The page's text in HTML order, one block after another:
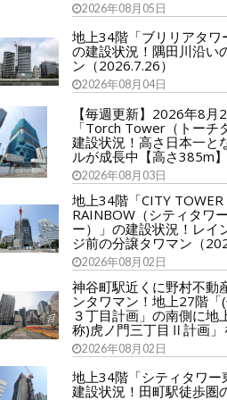
2026年08月05日
地上34階「ブリリアタワ
の建設状況！隅田川沿い
ン（2026.7.26）
2026年08月04日
【毎週更新】2026年8月
「Torch Tower（トーチ
建設状況！高さ日本一と
ルが成長中【高さ385m】
2026年08月03日
地上34階「CITY TOWER
RAINBOW（シティタワ
ー）」の建設状況！レイ
ジ前の分譲タワマン（
2026年08月02日
神谷町駅近くに野村不動
ンタワマン！地上27階「
３丁目計画」の南側に地
称)虎ノ門三丁目Ⅱ計画」
2026年08月02日
地上34階「シティタワー
建設状況！田町駅徒歩圏